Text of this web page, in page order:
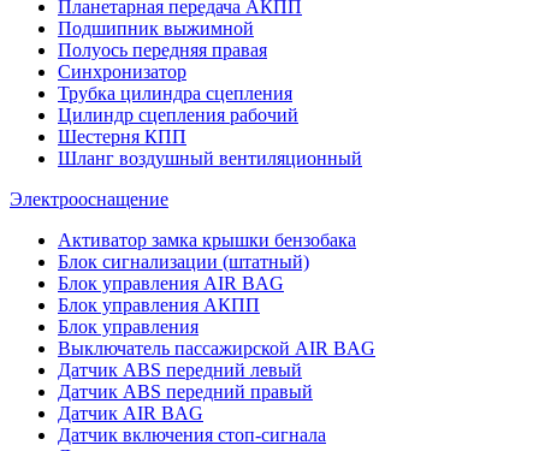
Планетарная передача АКПП
Подшипник выжимной
Полуось передняя правая
Синхронизатор
Трубка цилиндра сцепления
Цилиндр сцепления рабочий
Шестерня КПП
Шланг воздушный вентиляционный
Электрооснащение
Активатор замка крышки бензобака
Блок сигнализации (штатный)
Блок управления AIR BAG
Блок управления АКПП
Блок управления
Выключатель пассажирской AIR BAG
Датчик ABS передний левый
Датчик ABS передний правый
Датчик AIR BAG
Датчик включения стоп-сигнала